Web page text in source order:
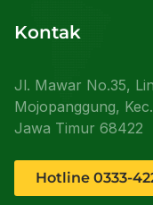
Kontak
Jl. Mawar No.35,
Mojopanggung,
Jawa Timur 68422
Hotline 0333-